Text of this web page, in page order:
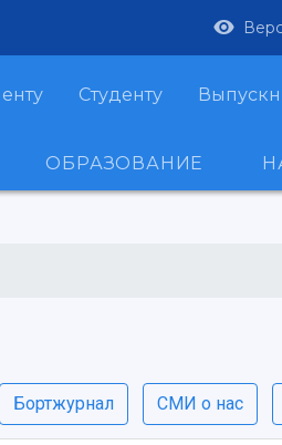
Студенту
ОБРАЗОВАНИЕ
Бортжурнал СМИ о нас